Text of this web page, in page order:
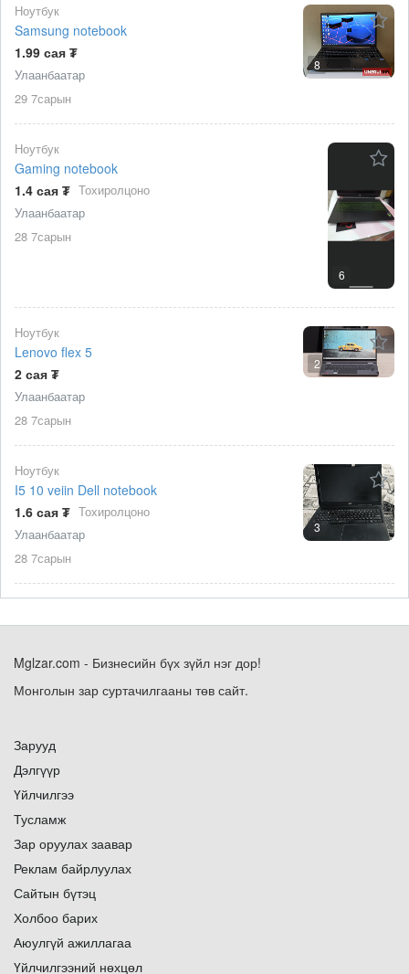
8
Ноутбук
Samsung notebook
1.99 сая ₮
Улаанбаатар
29 7сарын
6
Ноутбук
Gaming notebook
1.4 сая ₮ Тохиролцоно
Улаанбаатар
28 7сарын
2
Ноутбук
Lenovo flex 5
2 сая ₮
Улаанбаатар
28 7сарын
3
Ноутбук
I5 10 veiin Dell notebook
1.6 сая ₮ Тохиролцоно
Улаанбаатар
28 7сарын
Mglzar.com - Бизнесийн бүх зүйл нэг дор!
Монголын зар суртачилгааны төв сайт.
Зарууд
Дэлгүүр
Үйлчилгээ
Тусламж
Зар оруулах заавар
Реклам байрлуулах
Сайтын бүтэц
Холбоо барих
Аюулгүй ажиллагаа
Үйлчилгээний нөхцөл